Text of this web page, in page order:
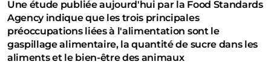
Une étude publiée aujourd'hui par la Food Standards
Agency indique que les trois principales
préoccupations liées à l'alimentation sont le
gaspillage alimentaire, la quantité de sucre dans les
aliments et le bien-être des animaux